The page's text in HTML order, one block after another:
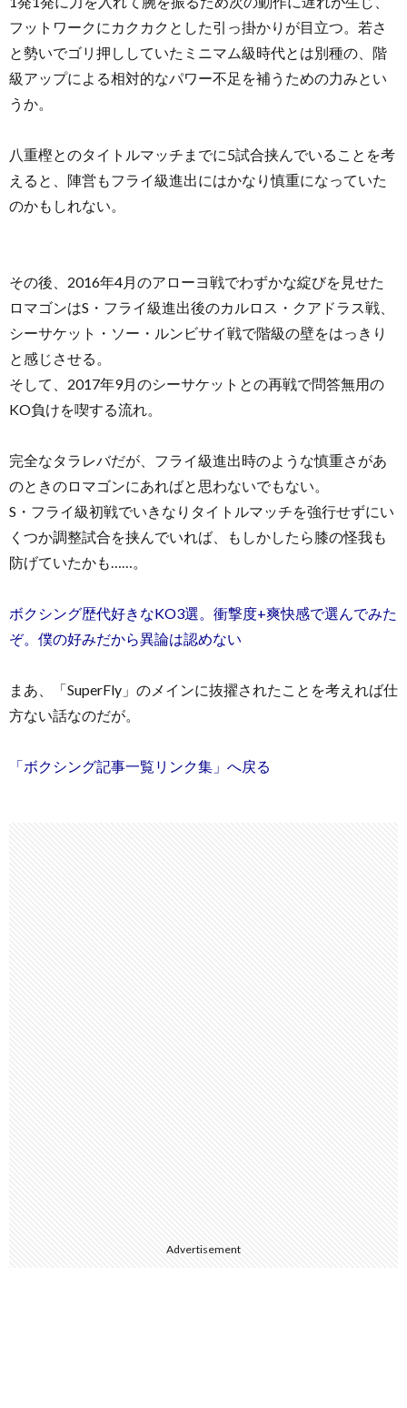
フットワークにカクカクとした引っ掛かりが目立つ。若さ
と勢いでゴリ押ししていたミニマム級時代とは別種の、階
級アップによる相対的なパワー不足を補うための力みとい
うか。
八重樫とのタイトルマッチまでに5試合挟んでいることを考
えると、陣営もフライ級進出にはかなり慎重になっていた
のかもしれない。
その後、2016年4月のアローヨ戦でわずかな綻びを見せた
ロマゴンはS・フライ級進出後のカルロス・クアドラス戦、
シーサケット・ソー・ルンビサイ戦で階級の壁をはっきり
と感じさせる。
そして、2017年9月のシーサケットとの再戦で問答無用の
KO負けを喫する流れ。
完全なタラレバだが、フライ級進出時のような慎重さがあ
のときのロマゴンにあればと思わないでもない。
S・フライ級初戦でいきなりタイトルマッチを強行せずにい
くつか調整試合を挟んでいれば、もしかしたら膝の怪我も
防げていたかも……。
ボクシング歴代好きなKO3選。衝撃度+爽快感で選んでみた
ぞ。僕の好みだから異論は認めない
まあ、「SuperFly」のメインに抜擢されたことを考えれば仕
方ない話なのだが。
「ボクシング記事一覧リンク集」へ戻る
Advertisement